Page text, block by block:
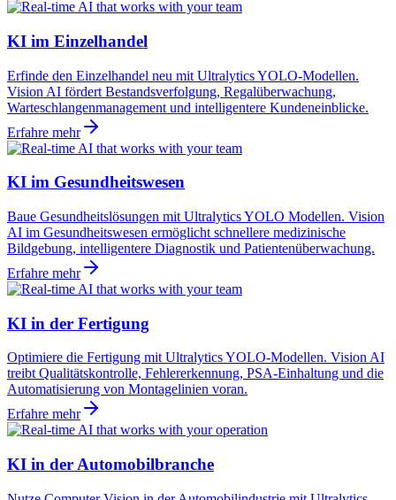
KI im Einzelhandel
Erfinde den Einzelhandel neu mit Ultralytics YOLO-Modellen.
Vision AI fördert Bestandsverfolgung, Regalüberwachung,
Warteschlangenmanagement und intelligentere Kundeneinblicke.
Erfahre mehr
KI im Gesundheitswesen
Baue Gesundheitslösungen mit Ultralytics YOLO Modellen. Vision
AI im Gesundheitswesen ermöglicht schnellere medizinische
Bildgebung, intelligentere Diagnostik und Patientenüberwachung.
Erfahre mehr
KI in der Fertigung
Optimiere die Fertigung mit Ultralytics YOLO-Modellen. Vision AI
treibt Qualitätskontrolle, Fehlererkennung, PSA-Einhaltung und die
Automatisierung von Montagelinien voran.
Erfahre mehr
KI in der Automobilbranche